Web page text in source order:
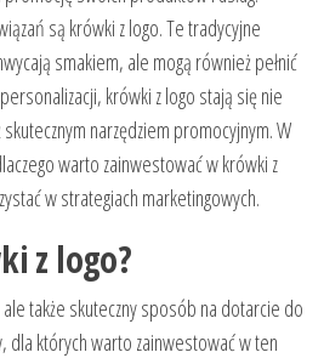
są krówki z logo. Te tradycyjne
smakiem, ale mogą również pełnić
krówki z logo stają się nie
narzędziem promocyjnym. W
warto zainwestować w krówki z
w strategiach marketingowych.
z logo?
także skuteczny sposób na dotarcie do
których warto zainwestować w ten